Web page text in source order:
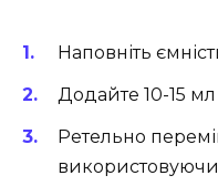
Наповніть
Додайте 10-15
Ретельно